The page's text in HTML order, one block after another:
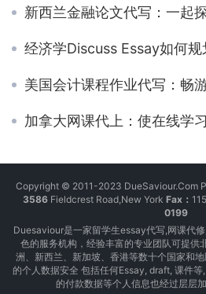
新西兰金融论文代写：一起
经济学Discuss Essay如何规划框
美国会计课程作业代写：畅
加拿大网课代上：使在线学
Copyright © 2011-2023 DueSaviour.Com
3586 Fieldcrest Road,New York Fax：
0199
Duesaviour是一家留学生essay代写,网课代
色的服务机构，经验丰富的专业团队可提供
洲、新西兰、新加坡、香港等数十个国家和
的个人数据安全 包括任何Essay, draft, 课件
的付款数据等个人信息也经过层层